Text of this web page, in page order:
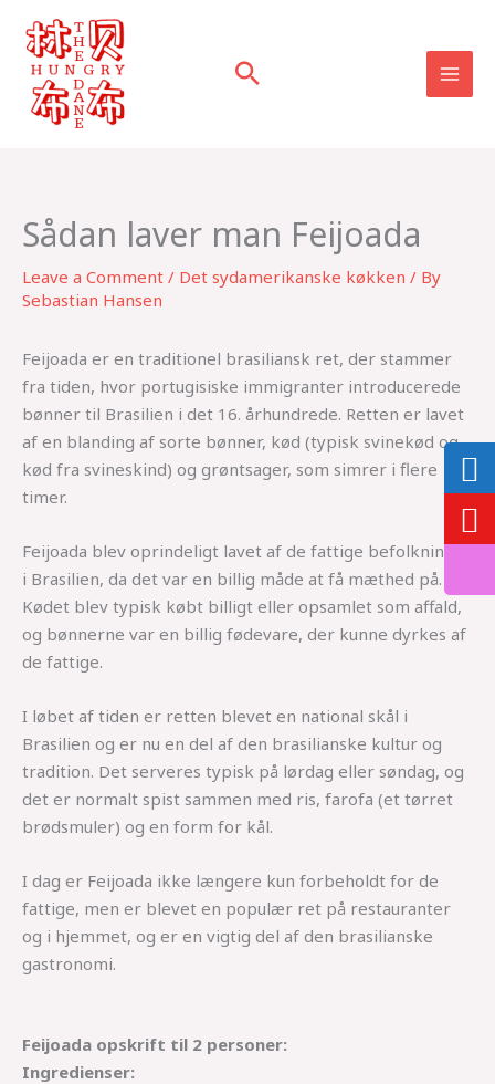
content
Sådan laver man Feijoada
Leave a Comment / Det sydamerikanske køkken / By
Sebastian Hansen
Feijoada er en traditionel brasiliansk ret, der stammer
fra tiden, hvor portugisiske immigranter introducerede
bønner til Brasilien i det 16. århundrede. Retten er lavet
af en blanding af sorte bønner, kød (typisk svinekød og
kød fra svineskind) og grøntsager, som simrer i flere
timer.
Feijoada blev oprindeligt lavet af de fattige befolkninger
i Brasilien, da det var en billig måde at få mæthed på.
Kødet blev typisk købt billigt eller opsamlet som affald,
og bønnerne var en billig fødevare, der kunne dyrkes af
de fattige.
I løbet af tiden er retten blevet en national skål i
Brasilien og er nu en del af den brasilianske kultur og
tradition. Det serveres typisk på lørdag eller søndag, og
det er normalt spist sammen med ris, farofa (et tørret
brødsmuler) og en form for kål.
I dag er Feijoada ikke længere kun forbeholdt for de
fattige, men er blevet en populær ret på restauranter
og i hjemmet, og er en vigtig del af den brasilianske
gastronomi.
Feijoada opskrift til 2 personer:
Ingredienser: